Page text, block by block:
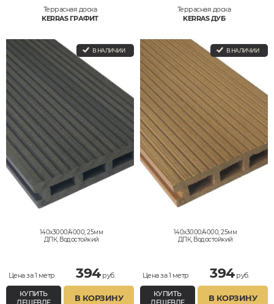
Террасная доска
KERRAS ГРАФИТ
В НАЛИЧИИ
140x3000/4000, 25мм
ДПК, Водостойкий
Цена за 1 метр 394руб.
КУПИТЬ
ДЕШЕВЛЕ
В КОРЗИНУ
Террасная доска
KERRAS ДУБ
В НАЛИЧИИ
140x3000/4000, 25мм
ДПК, Водостойкий
Цена за 1 метр 394руб.
КУПИТЬ
ДЕШЕВЛЕ
В КОРЗИНУ